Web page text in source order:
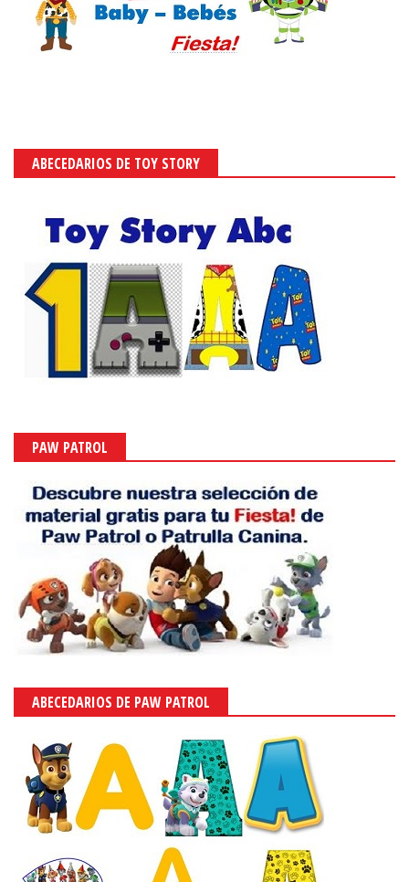
ABECEDARIOS DE TOY STORY
PAW PATROL
ABECEDARIOS DE PAW PATROL